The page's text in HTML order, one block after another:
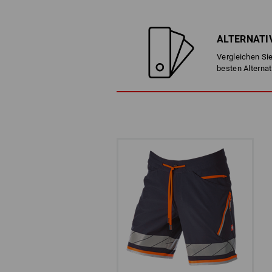
mittlerem Risiko.
Vergleichen
besten